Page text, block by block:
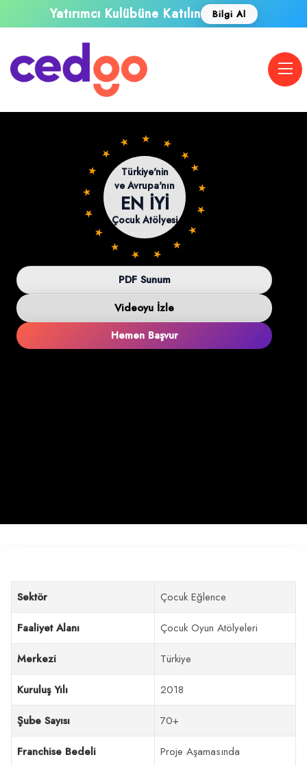
Yatırımcı Kulübüne Katılın Bilgi Al
★ ★ ★ ★ ★ ★ ★ ★ ★ ★ ★ ★ ★ ★ ★ ★ ★ ★ ★ ★
Türkiye'nin
ve Avrupa'nın
EN İYİ
Çocuk Atölyesi
PDF Sunum
Videoyu İzle
Hemen Başvur
Sektör Çocuk Eğlence
Faaliyet Alanı Çocuk Oyun Atölyeleri
Merkezi Türkiye
Kuruluş Yılı 2018
Şube Sayısı 70+
Franchise Bedeli Proje Aşamasında